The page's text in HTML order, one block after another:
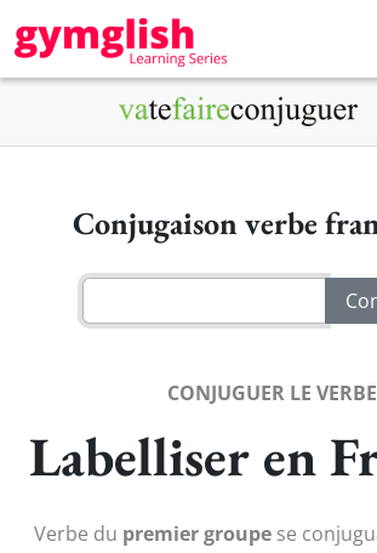
Conjugaison verbe
CONJUGUER LE VERBE
Labelliser en
Verbe du premier groupe se